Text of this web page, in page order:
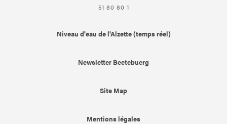
51 80 80 1
Niveau d'eau de l'Alzette (temps réel)
Newsletter Beetebuerg
Site Map
Mentions légales